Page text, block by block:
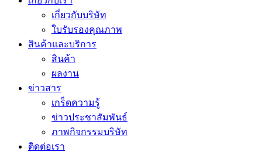
เกี่ยวกับบริษัท
ใบรับรองคุณภาพ
สินค้าและบริการ
สินค้า
ผลงาน
ข่าวสาร
เกร็ดความรู้
ข่าวประชาสัมพันธ์
ภาพกิจกรรมบริษัท
ติดต่อเรา